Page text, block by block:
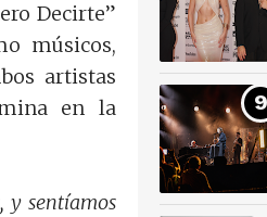
Decirte”
músicos,
artistas
en la
y sentíamos